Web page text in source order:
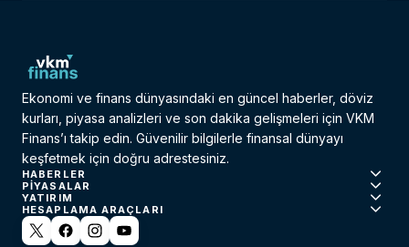
Ekonomi ve finans dünyasındaki en güncel haberler, döviz
kurları, piyasa analizleri ve son dakika gelişmeleri için VKM
Finans’ı takip edin. Güvenilir bilgilerle finansal dünyayı
keşfetmek için doğru adrestesiniz.
HABERLER
PIYASALAR
YATIRIM
HESAPLAMA ARAÇLARI